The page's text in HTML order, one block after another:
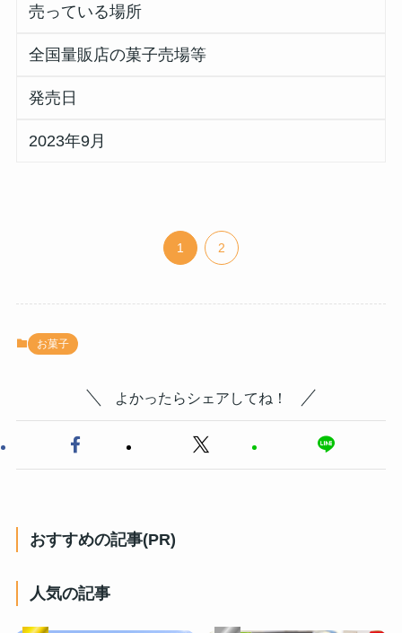
売っている場所
全国量販店の菓子売場等
発売日
2023年9月
1 2
お菓子
よかったらシェアしてね！
おすすめの記事(PR)
人気の記事